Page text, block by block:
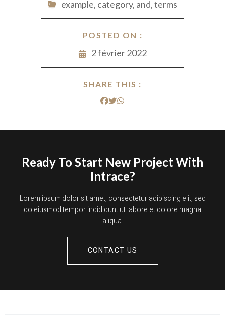
example, category, and, terms
POSTED ON :
2 février 2022
SHARE THIS :
Ready To Start New Project With
Intrace?
Lorem ipsum dolor sit amet, consectetur adipiscing elit, sed
do eiusmod tempor incididunt ut labore et dolore magna
aliqua.
CONTACT US